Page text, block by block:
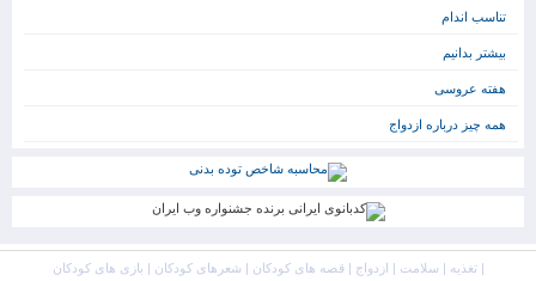
تناسب اندام
بیشتر بدانیم
هفته عروسی
همه چیز درباره ازدواج
بازی های کودکان | شعرهای کودکان | قصه های کودکان| ازدواج | سلامت | تغذیه|